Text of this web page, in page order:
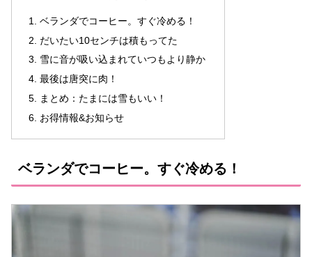
ベランダでコーヒー。すぐ冷める！
だいたい10センチは積もってた
雪に音が吸い込まれていつもより静か
最後は唐突に肉！
まとめ：たまには雪もいい！
お得情報&お知らせ
ベランダでコーヒー。すぐ冷める！